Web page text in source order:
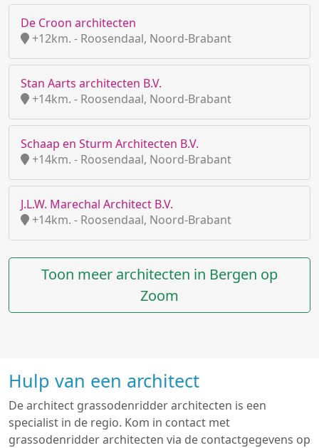
De Croon architecten
+12km. - Roosendaal, Noord-Brabant
Stan Aarts architecten B.V.
+14km. - Roosendaal, Noord-Brabant
Schaap en Sturm Architecten B.V.
+14km. - Roosendaal, Noord-Brabant
J.L.W. Marechal Architect B.V.
+14km. - Roosendaal, Noord-Brabant
Toon meer architecten in Bergen op
Zoom
Hulp van een architect
De architect grassodenridder architecten is een
specialist in de regio. Kom in contact met
grassodenridder architecten via de contactgegevens op